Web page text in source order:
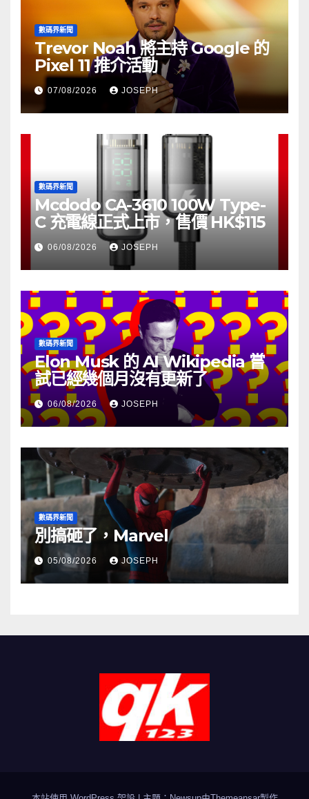
數碼界新聞
Trevor Noah 將主持 Google 的
Pixel 11 推介活動
07/08/2026 JOSEPH
數碼界新聞
Mcdodo CA-3610 100W Type-
C 充電線正式上市，售價 HK$115
06/08/2026 JOSEPH
數碼界新聞
Elon Musk 的 AI Wikipedia 嘗
試已經幾個月沒有更新了
06/08/2026 JOSEPH
數碼界新聞
別搞砸了，Marvel
05/08/2026 JOSEPH